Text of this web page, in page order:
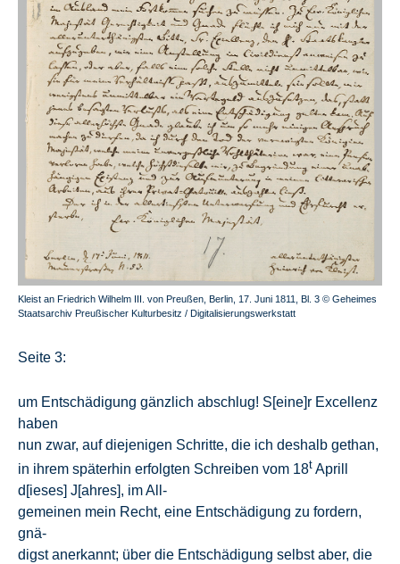
Kleist an Friedrich Wilhelm III. von Preußen, Berlin, 17. Juni 1811, Bl. 3 © Geheimes
Staatsarchiv Preußischer Kulturbesitz / Digitalisierungswerkstatt
Seite 3:
um Entschädigung gänzlich abschlug! S[eine]r Excellenz
haben
nun zwar, auf diejenigen Schritte, die ich deshalb gethan,
in ihrem späterhin erfolgten Schreiben vom 18t Aprill
d[ieses] J[ahres], im All-
gemeinen mein Recht, eine Entschädigung zu fordern,
gnä-
digst anerkannt; über die Entschädigung selbst aber, die